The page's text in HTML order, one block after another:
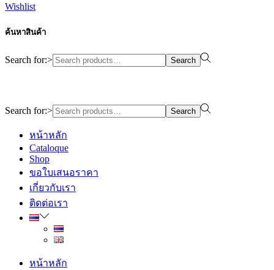
Wishlist
ค้นหาสินค้า
Search for:> Search
Search for:> Search
หน้าหลัก
Cataloque
Shop
ขอใบเสนอราคา
เกี่ยวกับเรา
ติดต่อเรา
หน้าหลัก